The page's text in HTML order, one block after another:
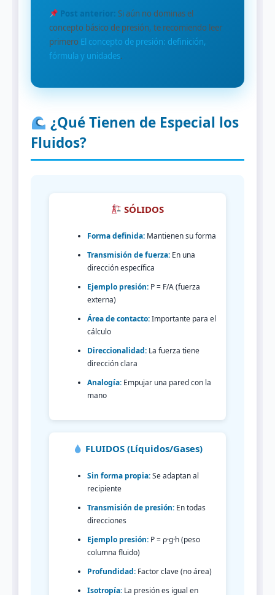
Post anterior: Si aún no dominas el
concepto básico de presión, te recomiendo leer
primero El concepto de presión: definición,
fórmula y unidades.
¿Qué Tienen de Especial los
Fluidos?
SÓLIDOS
Forma definida: Mantienen su forma
Transmisión de fuerza: En una
dirección específica
Ejemplo presión: P = F/A (fuerza
externa)
Área de contacto:Importante para el
cálculo
Direccionalidad: La fuerza tiene
dirección clara
Analogía: Empujar una pared con la
mano
FLUIDOS (Líquidos/Gases)
Sin forma propia:Se adaptan al
recipiente
Transmisión de presión: En todas
direcciones
Ejemplo presión: P = ρ·g·h (peso
columna fluido)
Profundidad: Factor clave (no área)
Isotropía: La presión es igual en